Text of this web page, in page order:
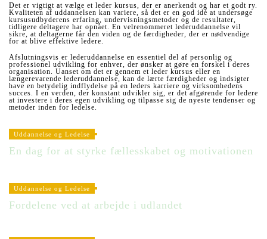
Det er vigtigt at vælge et leder kursus, der er anerkendt og har et godt ry.
Kvaliteten af uddannelsen kan variere, så det er en god idé at undersøge
kursusudbyderens erfaring, undervisningsmetoder og de resultater,
tidligere deltagere har opnået. En velrenommeret lederuddannelse vil
sikre, at deltagerne får den viden og de færdigheder, der er nødvendige
for at blive effektive ledere.
Afslutningsvis er lederuddannelse en essentiel del af personlig og
professionel udvikling for enhver, der ønsker at gøre en forskel i deres
organisation. Uanset om det er gennem et leder kursus eller en
længerevarende lederuddannelse, kan de lærte færdigheder og indsigter
have en betydelig indflydelse på en leders karriere og virksomhedens
succes. I en verden, der konstant udvikler sig, er det afgørende for ledere
at investere i deres egen udvikling og tilpasse sig de nyeste tendenser og
metoder inden for ledelse.
Uddannelse og Ledelse
En dag for at styrke fællesskabet og motivationen
Uddannelse og Ledelse
Fordelene ved at arbejde i udlandet